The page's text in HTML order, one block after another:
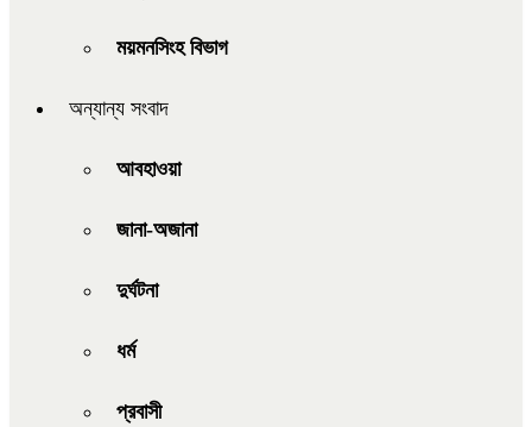
ময়মনসিংহ বিভাগ
অন্যান্য সংবাদ
আবহাওয়া
জানা-অজানা
দুর্ঘটনা
ধর্ম
প্রবাসী